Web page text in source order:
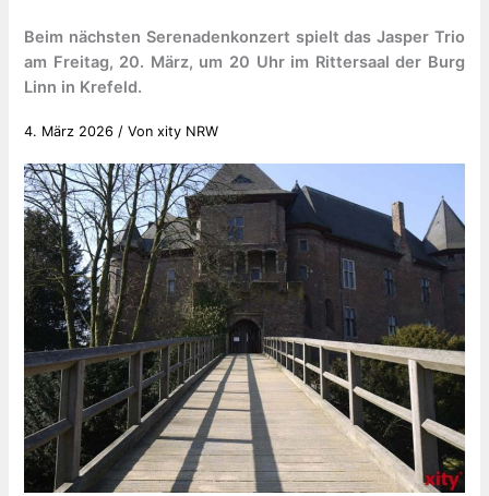
Beim nächsten Serenadenkonzert spielt das Jasper Trio
am Freitag, 20. März, um 20 Uhr im Rittersaal der Burg
Linn in Krefeld.
4. März 2026 / Vonxity NRW